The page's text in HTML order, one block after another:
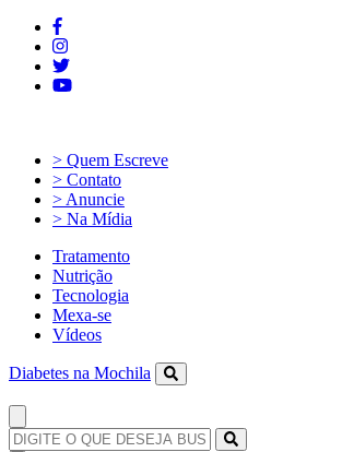
> Quem Escreve
> Contato
> Anuncie
> Na Mídia
Tratamento
Nutrição
Tecnologia
Mexa-se
Vídeos
Diabetes na Mochila